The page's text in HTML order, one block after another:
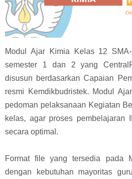
Modul Ajar Kimia Kelas 12
semester 1 dan 2 yang
disusun berdasarkan Capaian
resmi Kemdikbudristek. Modul Ajar
pedoman pelaksanaan Kegiatan
kelas, agar proses pembelajaran
secara optimal.
Format file yang tersedia pada
dengan kebutuhan mayoritas